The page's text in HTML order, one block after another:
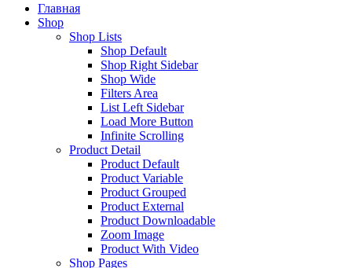
Главная
Shop
Shop Lists
Shop Default
Shop Right Sidebar
Shop Wide
Filters Area
List Left Sidebar
Load More Button
Infinite Scrolling
Product Detail
Product Default
Product Variable
Product Grouped
Product External
Product Downloadable
Zoom Image
Product With Video
Shop Pages